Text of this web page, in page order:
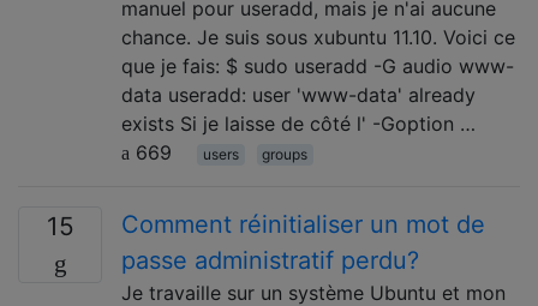
manuel pour useradd, mais je n'ai aucune
chance. Je suis sous xubuntu 11.10. Voici ce
que je fais: $ sudo useradd -G audio www-
data useradd: user 'www-data' already
exists Si je laisse de côté l' -Goption …
669
users groups
15
Comment réinitialiser un mot de
passe administratif perdu?
Je travaille sur un système Ubuntu et mon